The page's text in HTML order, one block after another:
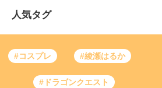
人気タグ
#コスプレ #綾瀬はるか
#ドラゴンクエスト